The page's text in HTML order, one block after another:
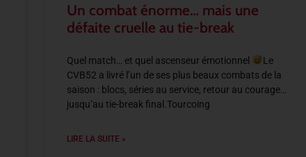
Un combat énorme… mais une
défaite cruelle au tie-break
Quel match… et quel ascenseur émotionnel
Le
CVB52 a livré l’un de ses plus beaux combats de la
saison : blocs, séries au service, retour au courage…
jusqu’au tie-break final.Tourcoing
LIRE LA SUITE »